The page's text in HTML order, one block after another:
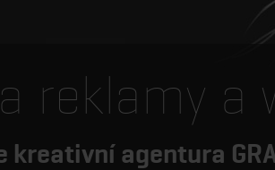
reklamy a
kreativní agentura